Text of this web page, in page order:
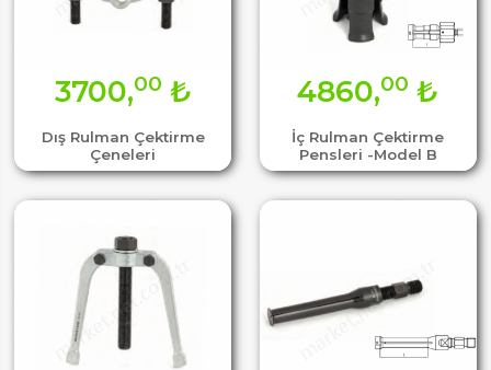
Dış Rulman Çektirme
Çeneleri
3700,00 ₺
İç Rulman Çektirme
Pensleri -Model B
4860,00 ₺